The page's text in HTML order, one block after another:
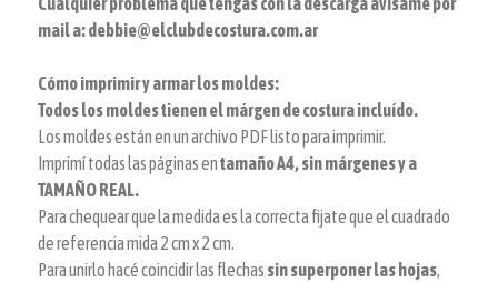
mail a: debbie@elclubdecostura.com.ar
Cómo imprimir y armar los moldes:
Todos los moldes tienen el márgen de costura incluído.
Los moldes están en un archivo PDF listo para imprimir.
Imprimí todas las páginas entamaño A4, sin márgenes y a
TAMAÑO REAL.
Para chequear que la medida es la correcta fijate que el cuadrado
de referencia mida 2 cm x 2 cm.
Para unirlo hacé coincidir las flechas sin superponer las hojas,